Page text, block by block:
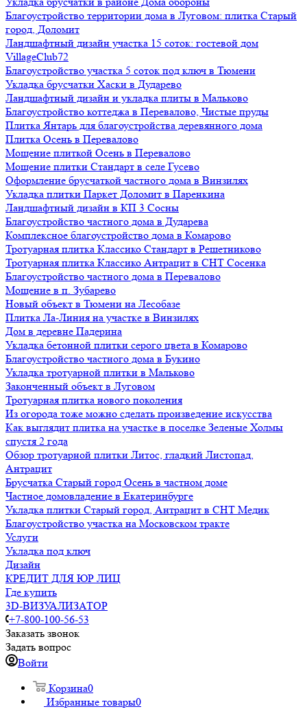
Благоустройство территории дома в Луговом: плитка Старый
город, Доломит
Ландшафтный дизайн участка 15 соток: гостевой дом
VillageClub72
Благоустройство участка 5 соток под ключ в Тюмени
Укладка брусчатки Хаски в Дударево
Ландшафтный дизайн и укладка плиты в Мальково
Благоустройство коттеджа в Перевалово, Чистые пруды
Плитка Янтарь для благоустройства деревянного дома
Плитка Осень в Перевалово
Мощение плиткой Осень в Перевалово
Мощение плитки Стандарт в селе Гусево
Оформление брусчаткой частного дома в Винзилях
Укладка плитки Паркет Доломит в Паренкина
Ландшафтный дизайн в КП 3 Сосны
Благоустройство частного дома в Дударева
Комплексное благоустройство дома в Комарово
Тротуарная плитка Классико Стандарт в Решетниково
Тротуарная плитка Классико Антрацит в СНТ Сосенка
Благоустройство частного дома в Перевалово
Мощение в п. Зубарево
Новый объект в Тюмени на Лесобазе
Плитка Ла-Линия на участке в Винзилях
Дом в деревне Падерина
Укладка бетонной плитки серого цвета в Комарово
Благоустройство частного дома в Букино
Укладка тротуарной плитки в Мальково
Законченный объект в Луговом
Тротуарная плитка нового поколения
Из огорода тоже можно сделать произведение искусства
Как выглядит плитка на участке в поселке Зеленые Холмы
спустя 2 года
Обзор тротуарной плитки Литос, гладкий Листопад,
Антрацит
Брусчатка Старый город Осень в частном доме
Частное домовладение в Екатеринбурге
Укладка плитки Старый город, Антрацит в СНТ Медик
Благоустройство участка на Московском тракте
Услуги
Укладка под ключ
Дизайн
КРЕДИТ ДЛЯ ЮР ЛИЦ
Где купить
3D-ВИЗУАЛИЗАТОР
+7-800-100-56-53
Заказать звонок
Задать вопрос
Войти
Корзина0
Избранные товары0